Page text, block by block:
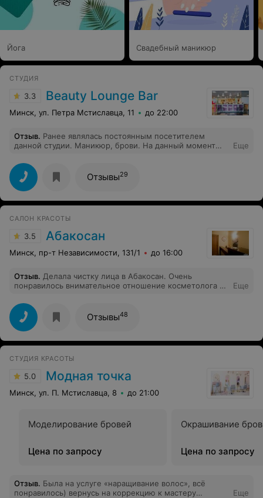
Йога Свадебный маникюр
СТУДИЯ
3.3 Beauty Lounge Bar
Минск, ул. Петра Мстиславца, 11 до 22:00
Отзыв. Ранее являлась постоянным посетителем
данной студии. Маникюр, брови. На данный момент
экспериментировать каждый раз с новым мастером не
люблю. Поэтому ногти тут перестала делать. Написать
отзыв вынудила следующая ситуация: записалась
онлайн на процедуру коррекция+окрашивание бровей
к мастеру Виктории (у которой была неоднократно и
администратор проверив мою запись сказала «да, в
программе у нас стоит Виктория, но сегодня работает
другой, новый мастер». На брови теперь тоже в
другой салон.
Еще
Отзывы29
САЛОН КРАСОТЫ
3.5 Абакосан
Минск, пр-т Независимости, 131/1 до 16:00
Отзыв. Делала чистку лица в Абакосан. Очень
понравилось внимательное отношение косметолога и
Получила рекомендации по уходу. Обязательно буду
посещать данное заведение. Спасибо!
Еще
Отзывы48
СТУДИЯ КРАСОТЫ
5.0 Модная точка
Минск, ул. П. Мстиславца, 8 до 21:00
Моделирование бровей
Цена по запросу
Окрашивание
Цена по запросу
Отзыв. Была на услуге «наращивание волос», всё
понравилось) вернусь на коррекцию к мастеру
Еще